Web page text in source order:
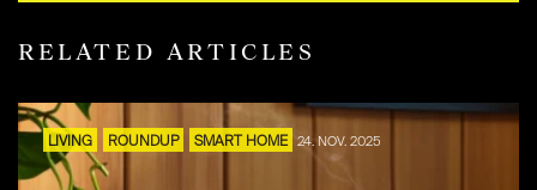
RELATED ARTICLES
LIVING ROUNDUP SMART HOME 24. NOV. 2025